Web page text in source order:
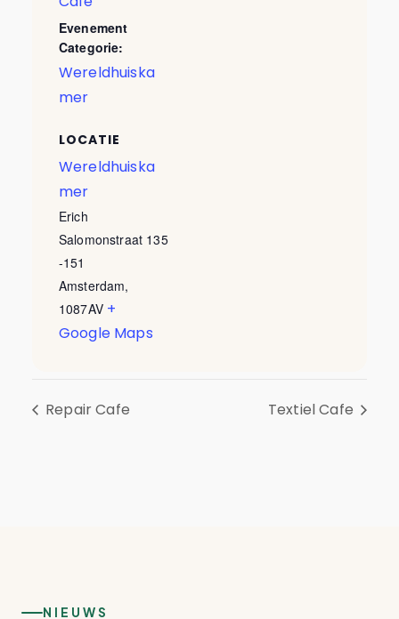
Evenement
Categorie:
Wereldhuiska
mer
LOCATIE
Wereldhuiska
mer
Erich
Salomonstraat 135
-151
Amsterdam,
1087AV +
Google Maps
Repair Cafe Textiel Cafe
NIEUWS